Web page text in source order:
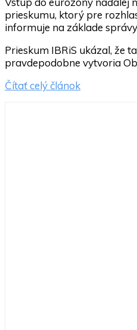
prieskumu, ktorý pre
informuje na základe
Prieskum IBRiS ukázal, že
pravdepodobne vytvoria
Čítať celý článok